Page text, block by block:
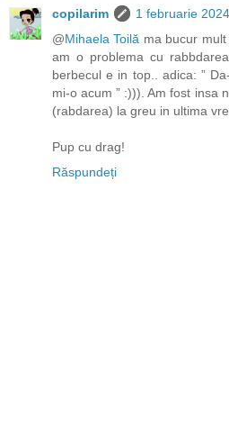
copilarim
1 februarie
@Mihaela Toilă ma bucur
am o problema cu
berbecul e in top.. adica: ”
mi-o acum ” :))). Am fost insa
(rabdarea) la greu in ultima
Pup cu drag!
Răspundeți